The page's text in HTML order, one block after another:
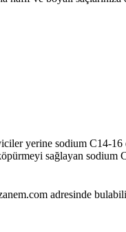
yerine sodium C14-
sağlayan sodium
adresinde